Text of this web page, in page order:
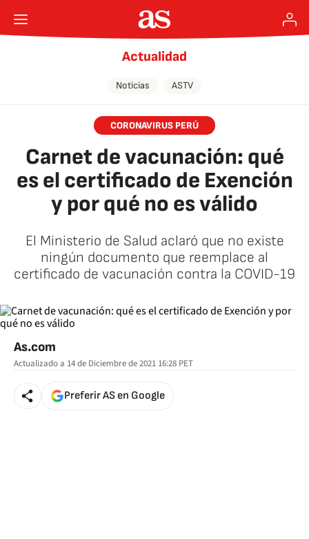
Actualidad
Noticias ASTV
CORONAVIRUS PERÚ
Carnet de vacunación: qué
es el certificado de Exención
y por qué no es válido
El Ministerio de Salud aclaró que no existe
ningún documento que reemplace al
certificado de vacunación contra la COVID-19
As.com
Actualizado a 14 de Diciembre de 2021 16:28 PET
Preferir AS en Google